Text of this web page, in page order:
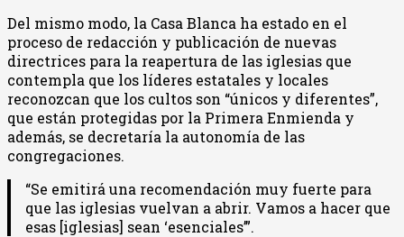
Del mismo modo, la Casa Blanca ha estado en el
proceso de redacción y publicación de nuevas
directrices para la reapertura de las iglesias que
contempla que los líderes estatales y locales
reconozcan que los cultos son “únicos y diferentes”,
que están protegidas por la Primera Enmienda y
además, se decretaría la autonomía de las
congregaciones.
“Se emitirá una recomendación muy fuerte para
que las iglesias vuelvan a abrir. Vamos a hacer que
esas [iglesias] sean ‘esenciales’”.